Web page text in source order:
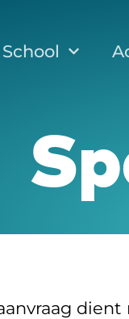
School